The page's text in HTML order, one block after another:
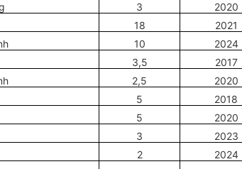
3
2020
18
2021
10
2024
3,5
2017
2,5
2020
5
2018
5
2020
3
2023
2
2024